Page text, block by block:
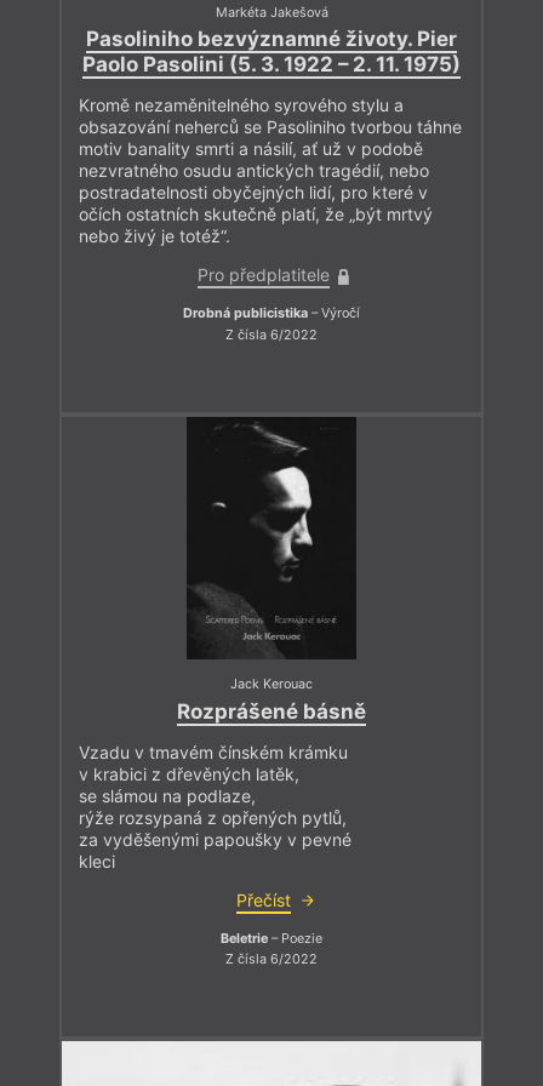
Přeji vám živé čtení.
Markéta Jakešová
Pasoliniho bezvýznamné životy. Pier
Paolo Pasolini (5. 3. 1922 – 2. 11. 1975)
Kromě nezaměnitelného syrového stylu a
obsazování neherců se Pasoliniho tvorbou táhne
motiv banality smrti a násilí, ať už v podobě
nezvratného osudu antických tragédií, nebo
postradatelnosti obyčejných lidí, pro které v
očích ostatních skutečně platí, že „být mrtvý
nebo živý je totéž“.
Pro předplatitele
Drobná publicistika – Výročí
Z čísla 6/2022
Jack Kerouac
Rozprášené básně
Vzadu v tmavém čínském krámku
v krabici z dřevěných latěk,
se slámou na podlaze,
rýže rozsypaná z opřených pytlů,
za vyděšenými papoušky v pevné
kleci
Přečíst
Beletrie – Poezie
Z čísla 6/2022